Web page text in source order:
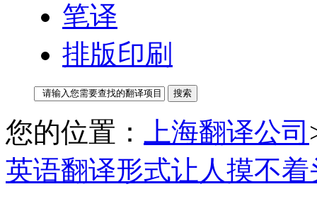
笔译
排版印刷
您的位置： 上海翻译公司
英语翻译形式让人摸不着